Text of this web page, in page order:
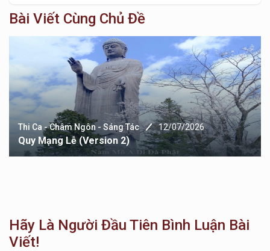
Bài Viết Cùng Chủ Đề
Thi Ca - Châm Ngôn - Sáng Tác 12/07/2026
Quy Mạng Lễ (version 2)
Hãy Là Người Đầu Tiên Bình Luận Bài
Viết!